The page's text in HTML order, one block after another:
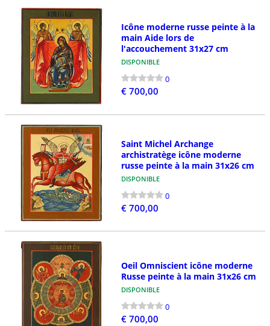
Icône moderne russe peinte à la
main Aide lors de
l'accouchement 31x27 cm
DISPONIBLE
0
€ 700,00
Saint Michel Archange
archistratège icône moderne
russe peinte à la main 31x26 cm
DISPONIBLE
0
€ 700,00
Oeil Omniscient icône moderne
Russe peinte à la main 31x26 cm
DISPONIBLE
0
€ 700,00